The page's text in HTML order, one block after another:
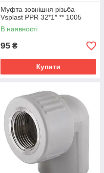
Муфта зовнішня різьба
Vsplast PPR 32*1″ ** 1005
В наявності
95 ₴
Купити